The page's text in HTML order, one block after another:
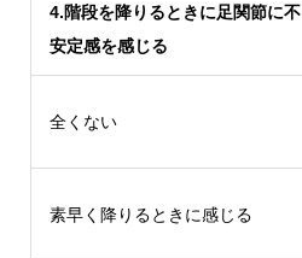
4.階段を降りるときに足関節に不
安定感を感じる
全くない
素早く降りるときに感じる